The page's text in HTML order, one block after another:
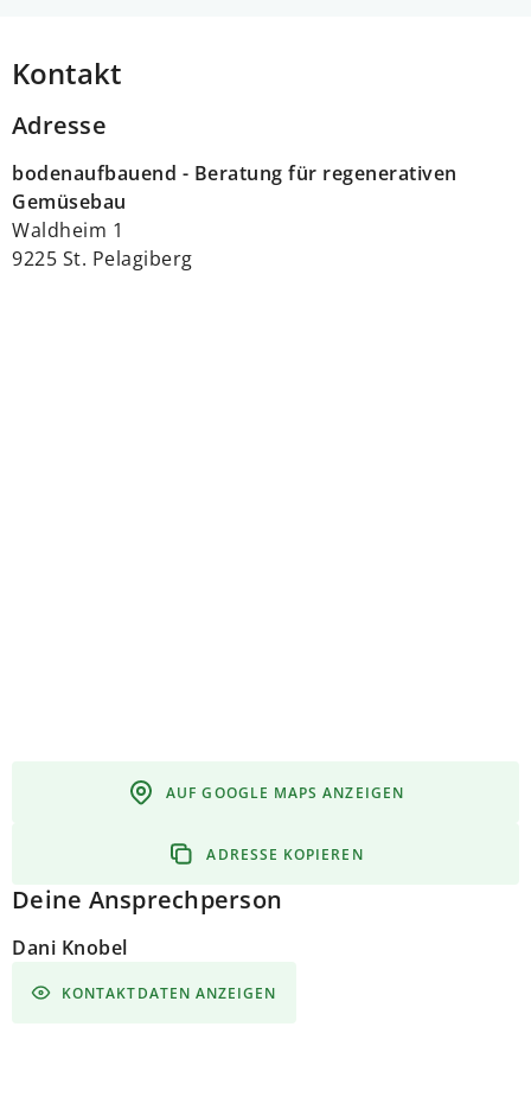
Kontakt
Adresse
bodenaufbauend - Beratung für regenerativen
Gemüsebau
Waldheim 1
9225 St. Pelagiberg
AUF GOOGLE MAPS ANZEIGEN
ADRESSE KOPIEREN
Deine Ansprechperson
Dani Knobel
KONTAKTDATEN ANZEIGEN